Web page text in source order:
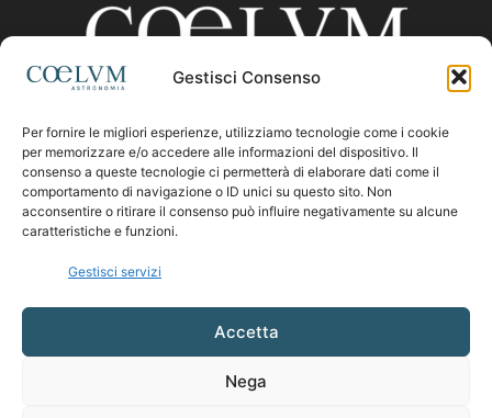
Gestisci Consenso
Per fornire le migliori esperienze, utilizziamo tecnologie come i cookie
per memorizzare e/o accedere alle informazioni del dispositivo. Il
consenso a queste tecnologie ci permetterà di elaborare dati come il
comportamento di navigazione o ID unici su questo sito. Non
acconsentire o ritirare il consenso può influire negativamente su alcune
caratteristiche e funzioni.
Gestisci servizi
Accetta
Nega
CHI SIAMO
Contattaci:coelumastro@coelum.com